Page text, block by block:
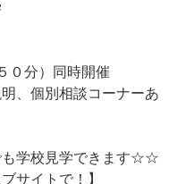
０分）同時開催
、個別相談コーナーあ
学校見学できます☆☆
サイトで！】